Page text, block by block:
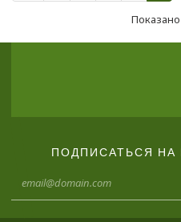
Показано
ПОДПИСАТЬСЯ НА